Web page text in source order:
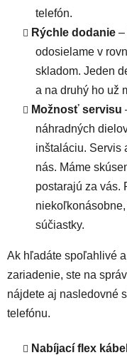
telefón.
Rýchle dodanie –
odosielame v
skladom. Jeden
a na druhý ho už
Možnosť servisu
náhradných
inštaláciu. Servis
nás. Máme
postarajú za vás.
súčiastky.
Ak hľadáte spoľahlivé
zariadenie, ste na
nájdete aj nasledovné
telefónu.
Nabíjací flex kábel